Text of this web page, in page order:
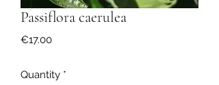
Passiflora caerulea
€17.00Price
Quantity *